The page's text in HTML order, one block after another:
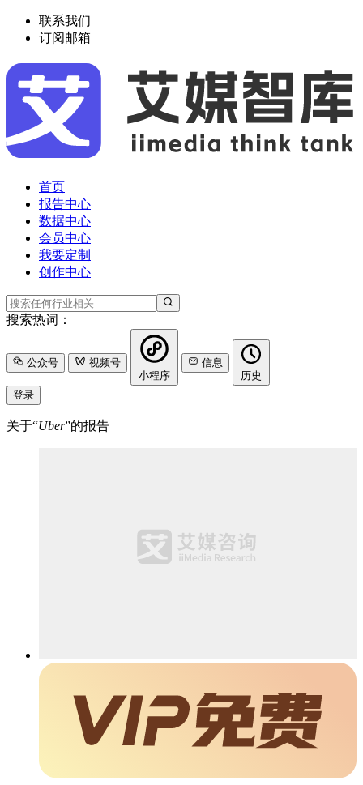
联系我们
订阅邮箱
首页
报告中心
数据中心
会员中心
我要定制
创作中心
搜索热词：
公众号
视频号
小程序
信息
历史
登录
关于“Uber”的报告